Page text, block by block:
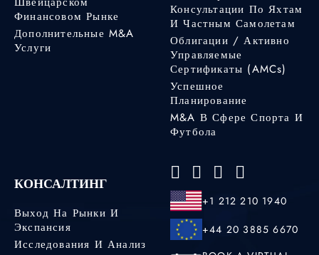
Финансовом Рынке
Дополнительные M&A
Услуги
Консультации По Яхтам
И Частным Самолетам
Облигации / Активно
Управляемые
Сертификаты (AMCs)
Успешное
Планирование
M&A В Сфере Спорта И
Футбола
КОНСАЛТИНГ
Выход На Рынки И
Экспансия
Исследования И Анализ
+1 212 210 1940
+44 20 3885 6670